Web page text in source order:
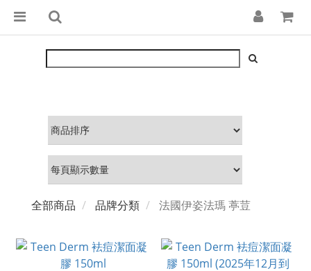
全部商品 品牌分類 法國伊姿法瑪 葶荳